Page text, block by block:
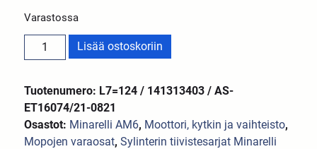
Varastossa
Lisää ostoskoriin
Tuotenumero: L7=124 / 141313403 / AS-
ET16074/21-0821
Osastot: Minarelli AM6, Moottori, kytkin ja vaihteisto,
Mopojen varaosat,Sylinterin tiivistesarjat Minarelli